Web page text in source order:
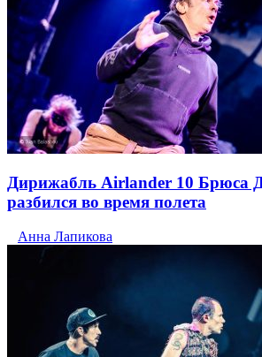
Дирижабль Airlander 10 Брюса
разбился во время полета
Анна Лапикова